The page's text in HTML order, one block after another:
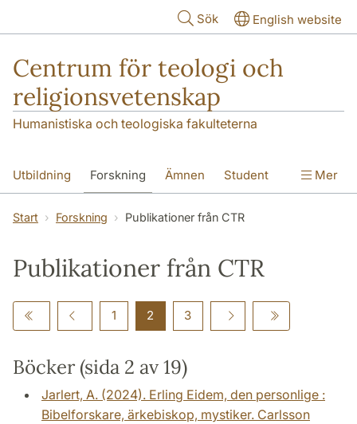
Sök English website
Centrum för teologi och
religionsvetenskap
Humanistiska och teologiska fakulteterna
Utbildning Forskning Ämnen Student
Institutionen
Mer
Start Forskning Publikationer från CTR
Publikationer från CTR
1 2 3
Böcker (sida 2 av 19)
Jarlert, A. (2024). Erling Eidem, den personlige :
Bibelforskare, ärkebiskop, mystiker. Carlsson